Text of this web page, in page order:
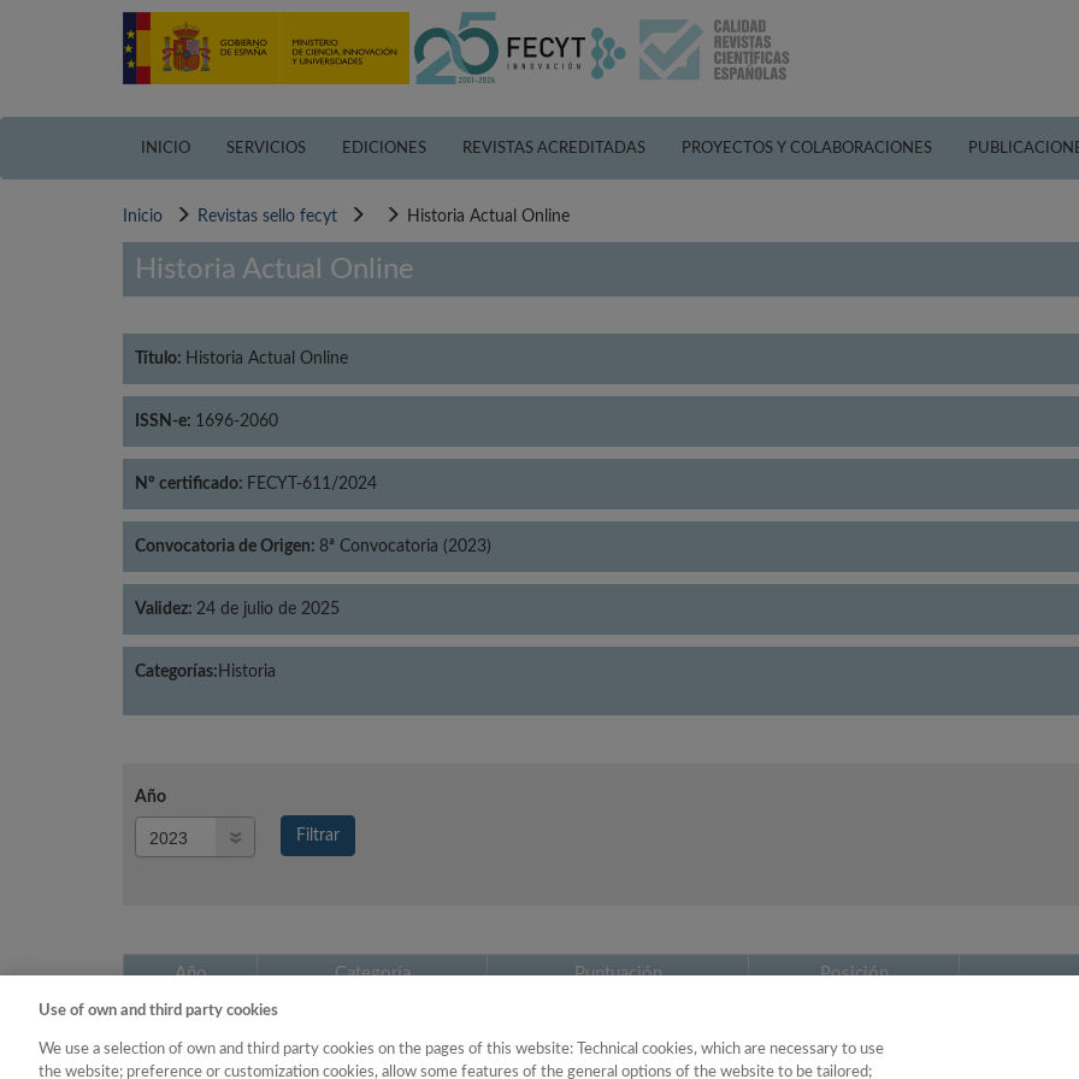
INICIO SERVICIOS EDICIONES REVISTAS ACREDITADAS PROYECTOS Y COLABORACIONES
Inicio Revistas sello fecyt Historia Actual Online
Historia Actual Online
Título: Historia Actual Online
ISSN-e: 1696-2060
Nº certificado: FECYT-611/2024
Convocatoria de Origen: 8ª Convocatoria (2023)
Validez: 24 de julio de 2025
Categorías: Historia
Año
Filtrar
Año Categoría Puntuación Posición
2023
Use of own and third party cookies
We use a selection of own and third party cookies on the pages of this website: Technical cookies, which are necessary to use
the website; preference or customization cookies, allow some features of the general options of the website to be tailored;